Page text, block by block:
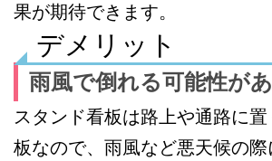
果が期待できます。
デメリット
雨風で倒れる可能性が
スタンド看板は路上や通路に
板なので、雨風など悪天候の